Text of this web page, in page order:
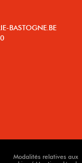
BASTOGNE.BE
Modalités relatives aux